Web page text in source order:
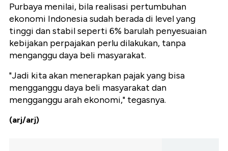
Purbaya menilai, bila realisasi pertumbuhan
ekonomi Indonesia sudah berada di level yang
tinggi dan stabil seperti 6% barulah penyesuaian
kebijakan perpajakan perlu dilakukan, tanpa
menganggu daya beli masyarakat.
"Jadi kita akan menerapkan pajak yang bisa
mengganggu daya beli masyarakat dan
mengganggu arah ekonomi," tegasnya.
(arj/arj)